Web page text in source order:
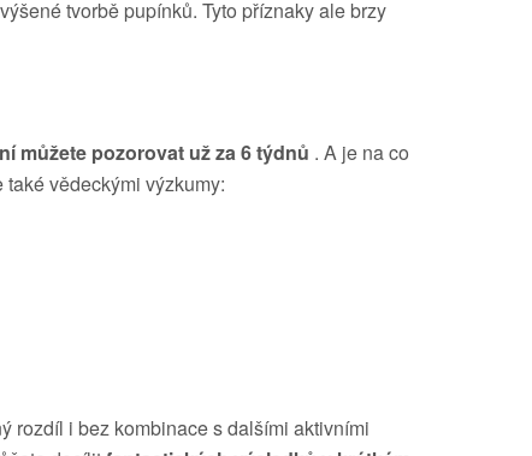
tvorbě pupínků. Tyto příznaky ale brzy
můžete pozorovat už za 6 týdnů . A je na co
vědeckými výzkumy:
rozdíl i bez kombinace s dalšími aktivními